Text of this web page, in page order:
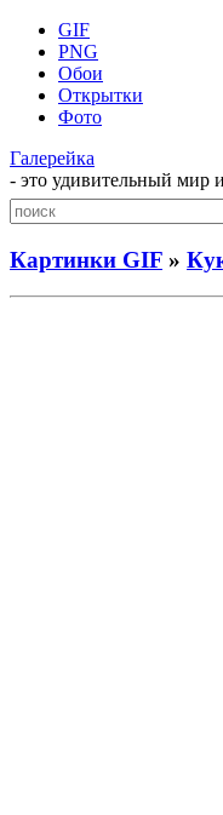
GIF
PNG
Обои
Открытки
Фото
Галерейка
- это удивительный мир
Картинки GIF »